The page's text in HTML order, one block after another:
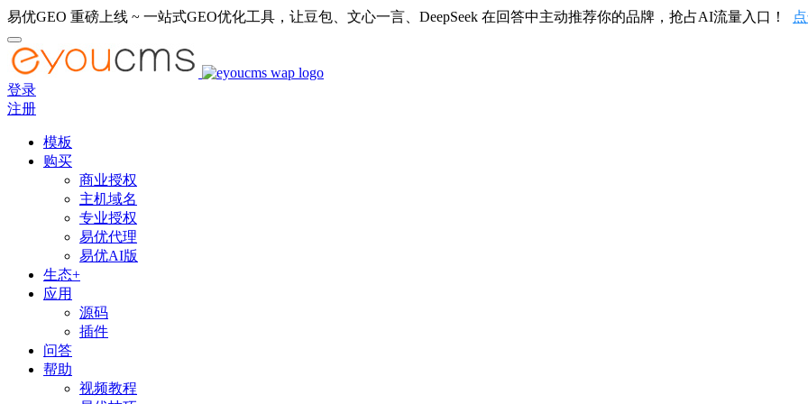
易优GEO 重磅上线 ~ 一站式GEO优化工具，让豆包、文心一言、DeepSeek 在回答中主动推荐你的品牌，抢占AI流量入口！
登录
注册
模板
购买
商业授权
主机域名
专业授权
易优代理
易优AI版
生态+
应用
源码
插件
问答
帮助
视频教程